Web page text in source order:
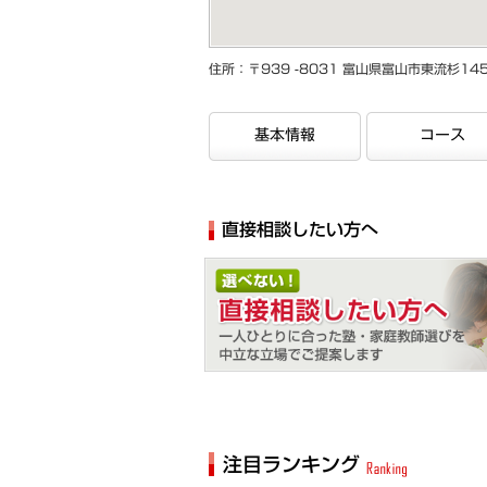
住所：〒939 -8031 富山県富山市東流杉
基本情報 コース
直接相談したい方へ
注目ランキング